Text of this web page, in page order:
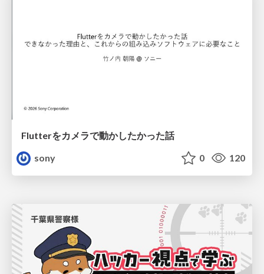
Flutterをカメラで動かしたかった話
sony
0 120